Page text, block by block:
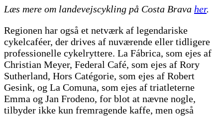
Læs mere om landevejscykling på Costa Brava her.
Regionen har også et netværk af legendariske
cykelcaféer, der drives af nuværende eller tidligere
professionelle cykelryttere. La Fábrica, som ejes af
Christian Meyer, Federal Café, som ejes af Rory
Sutherland, Hors Catégorie, som ejes af Robert
Gesink, og La Comuna, som ejes af triatleterne
Emma og Jan Frodeno, for blot at nævne nogle,
tilbyder ikke kun fremragende kaffe, men også